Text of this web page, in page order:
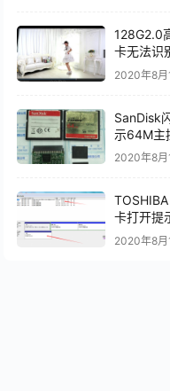
128G2.0
卡无法识
2020年8月
SanDisk
示64M
00549芯
2020年8月
卡打开提
化,磁盘管
片级数据
2020年8月